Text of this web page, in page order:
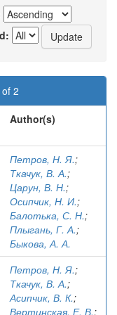
2
Author(s)
Петров, Н. Я.;
Ткачук, В. А.;
Царун, В. Н.;
Осипчик, Н. И.;
Балотька, С. Н.;
Плыгань, Г. А.;
Быкова, А. А.
Петров, Н. Я.;
Ткачук, В. А.;
Асипчик, В. К.;
Вертинская, Е. В.;